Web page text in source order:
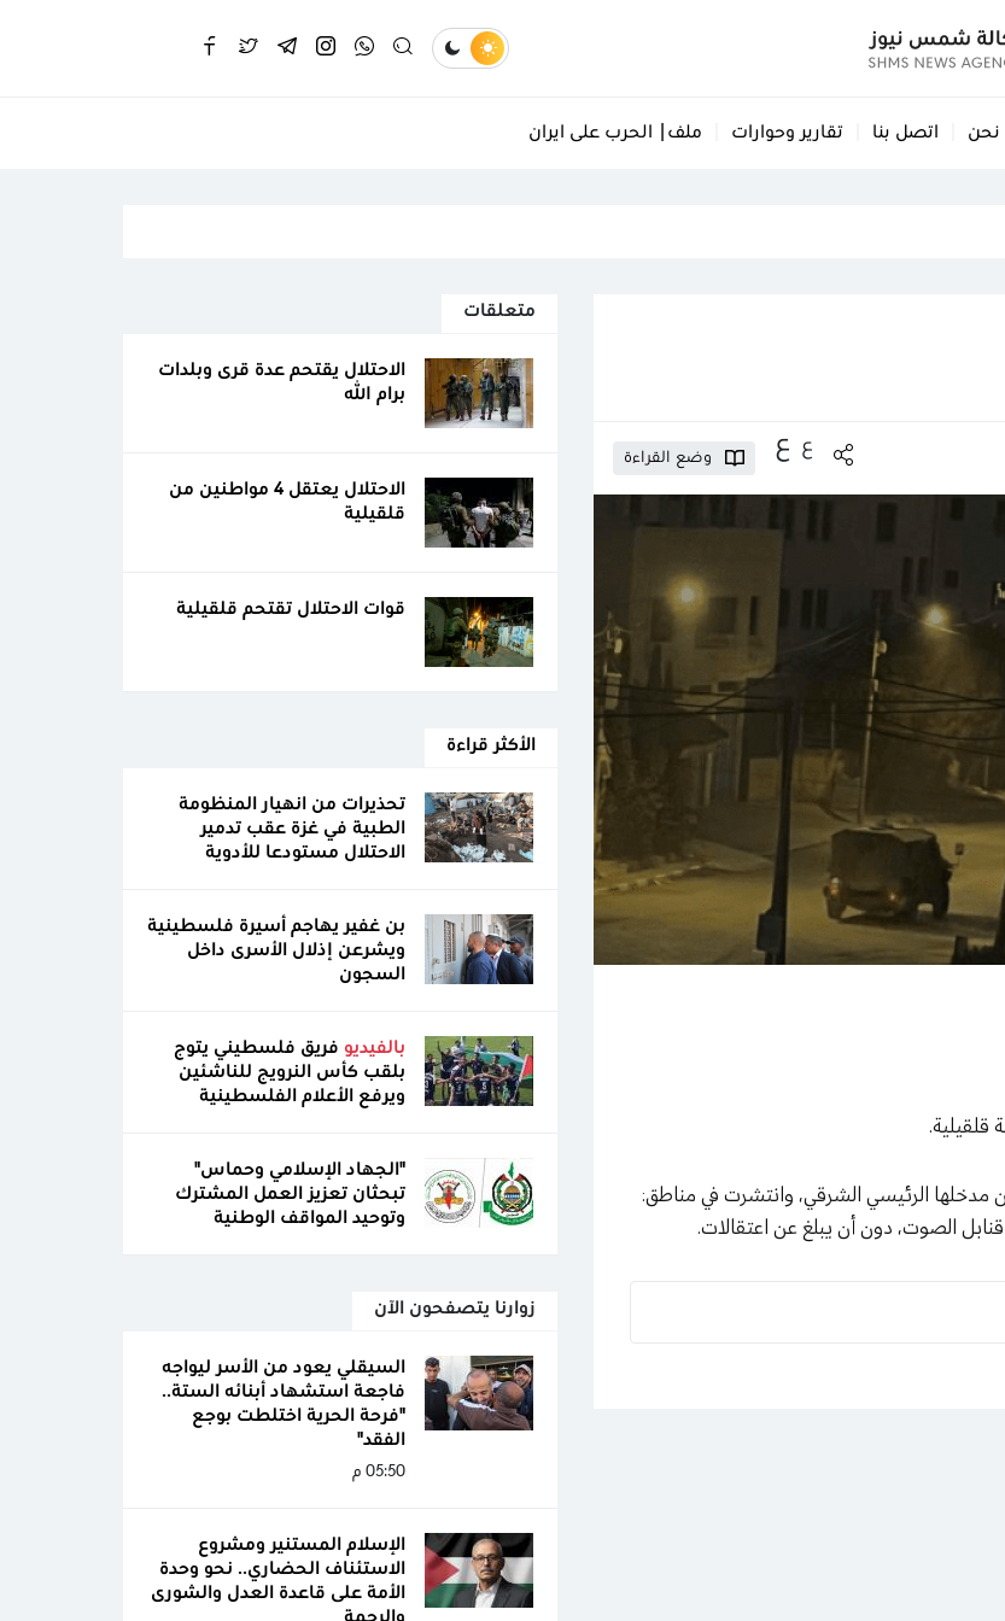
نحن اتصل بنا تقارير وحوارات ملف| الحرب على ايران
ع ع
وضع القراءة
قلقيلية.
مدخلها الرئيسي الشرقي، وانتشرت في مناطق:
الصوت، دون أن يبلغ عن اعتقالات.
متعلقات
الاحتلال يقتحم عدة قرى وبلدات
برام الله
الاحتلال يعتقل 4 مواطنين من
قلقيلية
قوات الاحتلال تقتحم قلقيلية
الأكثر قراءة
تحذيرات من انهيار المنظومة
الطبية في غزة عقب تدمير
الاحتلال مستودعا للأدوية
بن غفير يهاجم أسيرة فلسطينية
ويشرعن إذلال الأسرى داخل
السجون
بالفيديو فريق فلسطيني يتوج
بلقب كأس النرويج للناشئين
ويرفع الأعلام الفلسطينية
"الجهاد الإسلامي وحماس"
تبحثان تعزيز العمل المشترك
وتوحيد المواقف الوطنية
زوارنا يتصفحون الآن
السيقلي يعود من الأسر ليواجه
فاجعة استشهاد أبنائه الستة..
"فرحة الحرية اختلطت بوجع
الفقد"
05:50 م
الإسلام المستنير ومشروع
الاستئناف الحضاري.. نحو وحدة
الأمة على قاعدة العدل والشورى